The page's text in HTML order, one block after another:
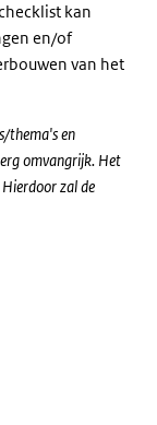
kan
en/of
van het
thema's en
omvangrijk. Het
zal de